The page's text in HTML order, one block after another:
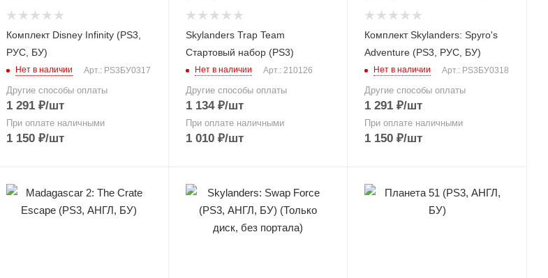
Комплект Disney Infinity (PS3,
РУС, БУ)
Нет в наличии Арт.: PS3БУ0317
Другие способы оплаты
1 291 ₽/шт
При оплате наличными
1 150 ₽/шт
Skylanders Trap Team
Стартовый набор (PS3)
Нет в наличии Арт.: 210126
Другие способы оплаты
1 134₽/шт
При оплате наличными
1 010₽/шт
Комплект Skylanders: Spyro's
Adventure (PS3, РУС, БУ)
Нет в наличии Арт.: PS3БУ0318
Другие способы оплаты
1 291 ₽/шт
При оплате наличными
1 150 ₽/шт